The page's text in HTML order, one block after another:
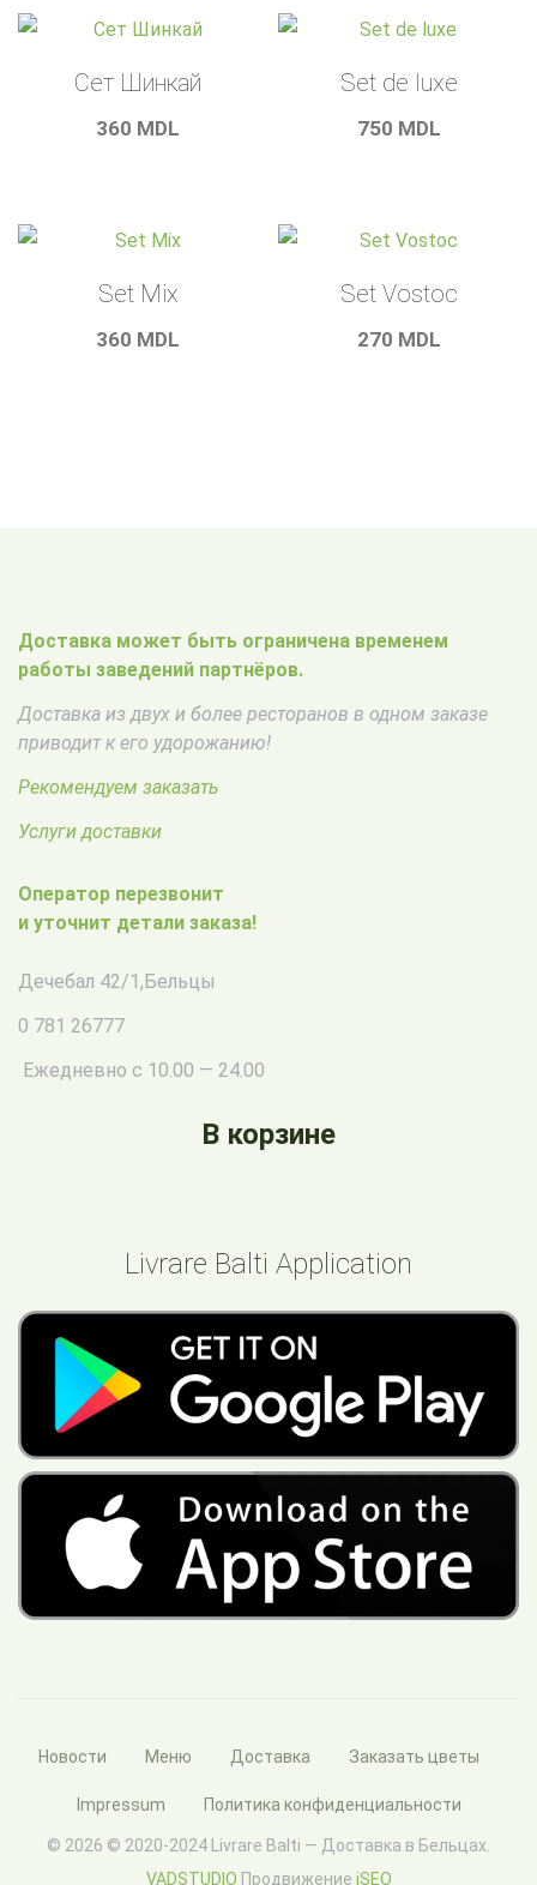
Сет Шинкай
360 MDL
Set de luxe
750 MDL
Set Mix
360 MDL
Set Vostoc
270 MDL
Доставка может быть ограничена временем
работы заведений партнёров.
Доставка из двух и более ресторанов в одном заказе
приводит к его удорожанию!
Рекомендуем заказать
Услуги доставки
Оператор перезвонит
и уточнит детали заказа!
Дечебал 42/1,Бельцы
0 781 26777
Ежедневно с 10.00 — 24.00
В корзине
Livrare Balti Application
Новости Меню Доставка Заказать цветы
Impressum Политика конфиденциальности
© 2026 © 2020-2024 Livrare Balti — Доставка в Бельцах.
VADSTUDIO Продвижение iSEO